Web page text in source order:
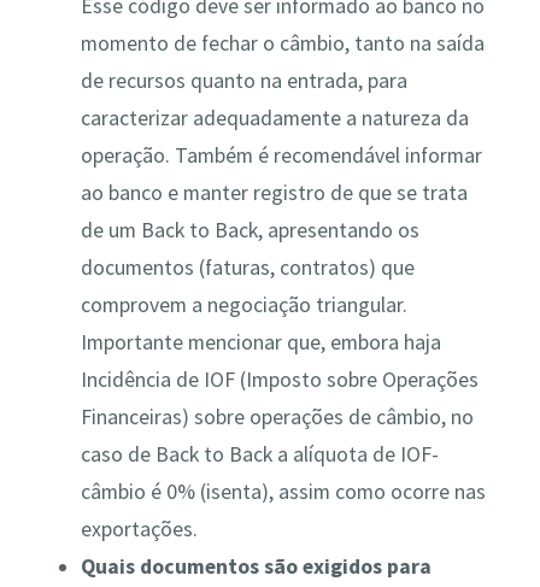
Esse código deve ser informado ao banco no
momento de fechar o câmbio, tanto na saída
de recursos quanto na entrada, para
caracterizar adequadamente a natureza da
operação. Também é recomendável informar
ao banco e manter registro de que se trata
de um Back to Back, apresentando os
documentos (faturas, contratos) que
comprovem a negociação triangular.
Importante mencionar que, embora haja
Incidência de IOF (Imposto sobre Operações
Financeiras) sobre operações de câmbio, no
caso de Back to Back a alíquota de IOF-
câmbio é 0% (isenta), assim como ocorre nas
exportações​.
Quais documentos são exigidos para